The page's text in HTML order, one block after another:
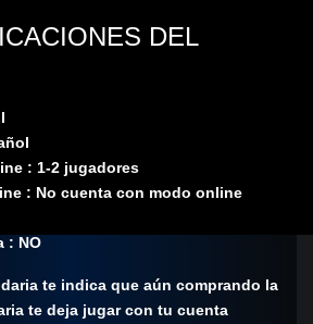
DEL
: 1-2 jugadores
: No cuenta con modo online
: NO
te indica que aún comprando la
te deja jugar con tu cuenta